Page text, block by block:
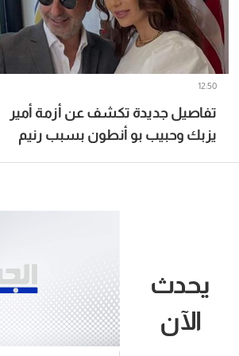
تفاصيل جديدة تكشف عن أزمة أمير
يزبك وحبيب بو أنطون بسبب رنيم
12:50
يحدث
الآن